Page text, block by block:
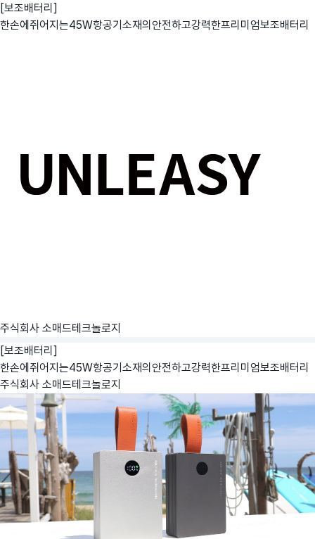
[보조배터리]
한손에쥐어지는45W항공기소재의안전하고강력한프리미엄보조배터리
주식회사 소매드테크놀로지
[보조배터리]
한손에쥐어지는45W항공기소재의안전하고강력한프리미엄보조배터리
주식회사 소매드테크놀로지